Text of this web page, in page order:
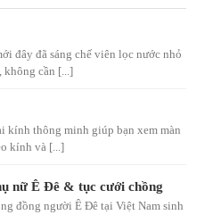
đây đã sáng chế viên lọc nước nhỏ
không cần [...]
kính thông minh giúp bạn xem màn
kính và [...]
nữ Ê Đê & tục cưới chồng
đồng người Ê Đê tại Việt Nam sinh